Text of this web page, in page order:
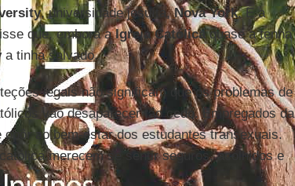
, universidade jesuíta,Nova York. E a
que, embora aIgreja Católicaquase a tenha
a tinha salvado.
legais não significam que os problemas de
vão desaparecer tão cedo. Empregados da
opôr ao bem-estar dos estudantes transexuais.
merecem se sentir seguros, acolhidos e